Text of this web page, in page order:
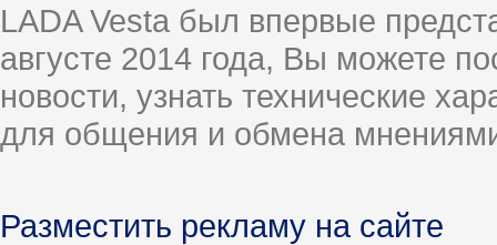
LADA Vesta был впервые
августе 2014 года, Вы можете
новости, узнать технические
для общения и обмена
Разместить рекламу на сайте